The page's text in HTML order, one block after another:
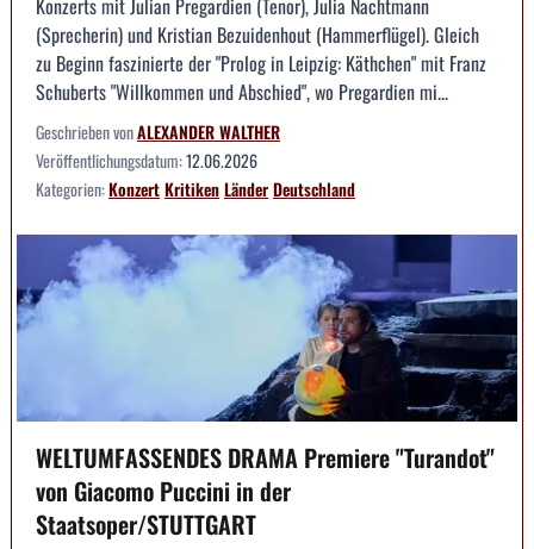
(Sprecherin) und Kristian Bezuidenhout (Hammerflügel). Gleich
zu Beginn faszinierte der "Prolog in Leipzig: Käthchen" mit Franz
Schuberts "Willkommen und Abschied", wo Pregardien mi...
Geschrieben vonALEXANDER WALTHER
Veröffentlichungsdatum:12.06.2026
Kategorien:KonzertKritikenLänderDeutschland
WELTUMFASSENDES DRAMA Premiere "Turandot"
von Giacomo Puccini in der
Staatsoper/STUTTGART